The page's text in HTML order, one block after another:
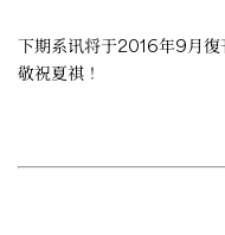
下期系讯将于2016年9月復
敬祝夏祺！